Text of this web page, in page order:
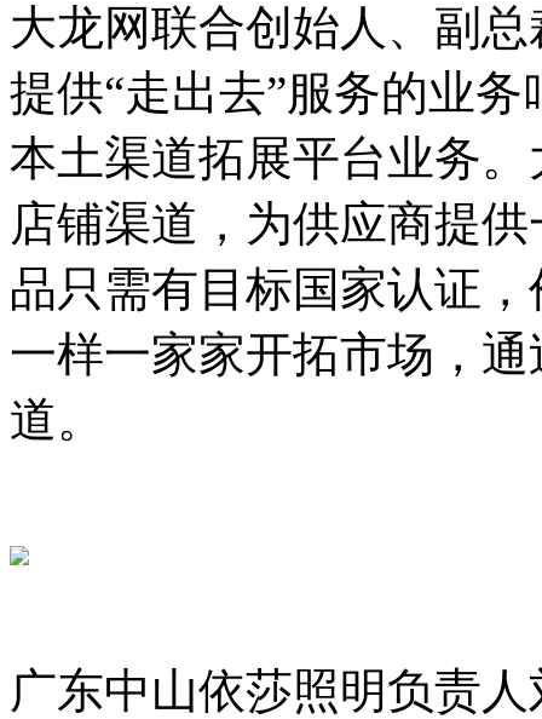
大龙网联合创始人、副
提供“走出去”服务的业
本土渠道拓展平台业务
店铺渠道，为供应商提
品只需有目标国家认证
一样一家家开拓市场，
道。
广东中山依莎照明负责